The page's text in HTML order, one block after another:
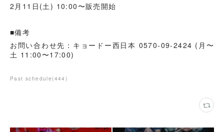
2月11日(土) 10:00〜販売開始
■備考
お問い合わせ先：キョードー西日本 0570-09-2424 (月〜
土 11:00〜17:00)
Past schedule (444 )